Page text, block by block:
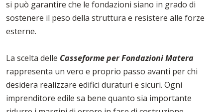
si può garantire che le fondazioni siano in grado di
sostenere il peso della struttura e resistere alle forze
esterne.
La scelta delle Casseforme per Fondazioni Matera
rappresenta un vero e proprio passo avanti per chi
desidera realizzare edifici duraturi e sicuri. Ogni
imprenditore edile sa bene quanto sia importante